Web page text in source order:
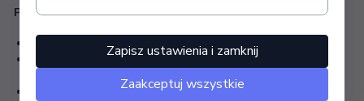
Parametry Techniczne
Kompatybilność
: Fotel kosmetyczny Mazaro z 5 siłownikami
: Regulacja wysokości, nachylenia oparcia, kąta
nachylenia podnóżków, ustawienie pozycji kołyski
: 45 x 24 x 5 cm
Zapisz ustawienia i zamknij
Zaakceptuj wszystkie